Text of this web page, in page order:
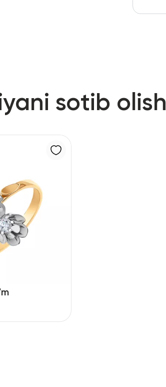
sotib olish